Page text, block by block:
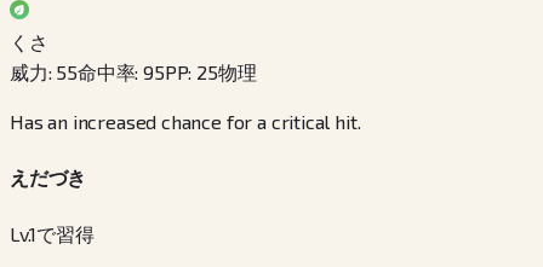
くさ
威力: 55命中率:95PP: 25物理
Has an increased chance for a critical hit.
えだづき
Lv.1で習得